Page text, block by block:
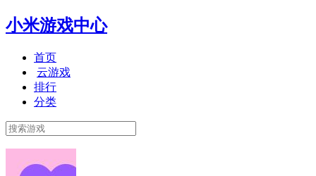
小米游戏中心
首页
云游戏
排行
分类